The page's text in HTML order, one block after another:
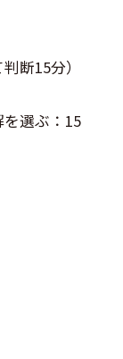
断15分）
選ぶ：15